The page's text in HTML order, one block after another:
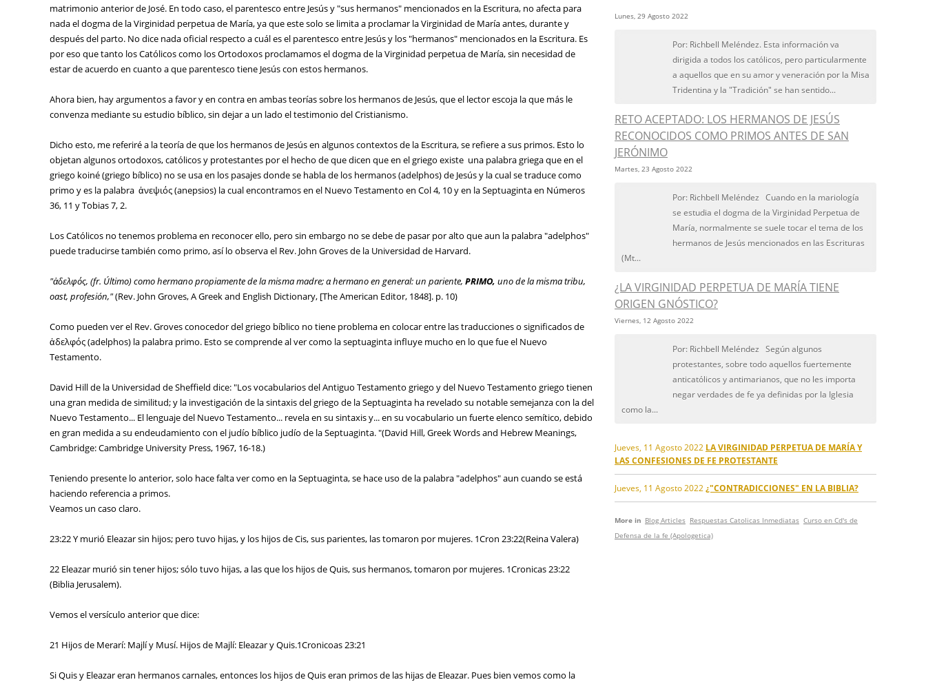
matrimonio anterior de José. En todo caso, el parentesco entre Jesús y "sus hermanos" mencionados en la Escritura, no afecta para
nada el dogma de la Virginidad perpetua de María, ya que este solo se limita a proclamar la Virginidad de María antes, durante y
después del parto. No dice nada oficial respecto a cuál es el parentesco entre Jesús y los "hermanos" mencionados en la Escritura. Es
por eso que tanto los Católicos como los Ortodoxos proclamamos el dogma de la Virginidad perpetua de María, sin necesidad de
estar de acuerdo en cuanto a que parentesco tiene Jesús con estos hermanos.
Ahora bien, hay argumentos a favor y en contra en ambas teorías sobre los hermanos de Jesús, que el lector escoja la que más le
convenza mediante su estudio bíblico, sin dejar a un lado el testimonio del Cristianismo.
Dicho esto, me referiré a la teoría de que los hermanos de Jesús en algunos contextos de la Escritura, se refiere a sus primos. Esto lo
objetan algunos ortodoxos, católicos y protestantes por el hecho de que dicen que en el griego existe una palabra griega que en el
griego koiné (griego bíblico) no se usa en los pasajes donde se habla de los hermanos (adelphos) de Jesús y la cual se traduce como
primo y es la palabra ἀνεψιός (anepsios) la cual encontramos en el Nuevo Testamento en Col 4, 10 y en la Septuaginta en Números
36, 11 y Tobias 7, 2.
Los Católicos no tenemos problema en reconocer ello, pero sin embargo no se debe de pasar por alto que aun la palabra "adelphos"
puede traducirse también como primo, así lo observa el Rev. John Groves de la Universidad de Harvard.
"ἀδελφός, (fr. Último) como hermano propiamente de la misma madre; α hermano en general: un pariente, PRIMO, uno de la misma tribu,
oast, profesión,"(Rev. John Groves, A Greek and English Dictionary, [The American Editor, 1848]. p. 10)
Como pueden ver el Rev. Groves conocedor del griego bíblico no tiene problema en colocar entre las traducciones o significados de
ἀδελφός (adelphos) la palabra primo. Esto se comprende al ver como la septuaginta influye mucho en lo que fue el Nuevo
Testamento.
David Hill de la Universidad de Sheffield dice: "Los vocabularios del Antiguo Testamento griego y del Nuevo Testamento griego tienen
una gran medida de similitud; y la investigación de la sintaxis del griego de la Septuaginta ha revelado su notable semejanza con la del
Nuevo Testamento... El lenguaje del Nuevo Testamento... revela en su sintaxis y... en su vocabulario un fuerte elenco semítico, debido
en gran medida a su endeudamiento con el judío bíblico judío de la Septuaginta. "(David Hill, Greek Words and Hebrew Meanings,
Cambridge: Cambridge University Press, 1967, 16-18.)
Teniendo presente lo anterior, solo hace falta ver como en la Septuaginta, se hace uso de la palabra "adelphos" aun cuando se está
haciendo referencia a primos.
Veamos un caso claro.
23:22 Y murió Eleazar sin hijos; pero tuvo hijas, y los hijos de Cis, sus parientes, las tomaron por mujeres. 1Cron 23:22(Reina Valera)
22 Eleazar murió sin tener hijos; sólo tuvo hijas, a las que los hijos de Quis, sus hermanos, tomaron por mujeres. 1Cronicas 23:22
(Biblia Jerusalem).
Vemos el versículo anterior que dice:
21 Hijos de Merarí: Majlí y Musí. Hijos de Majlí: Eleazar y Quis.1Cronicoas 23:21
Si Quis y Eleazar eran hermanos carnales, entonces los hijos de Quis eran primos de las hijas de Eleazar. Pues bien vemos como la
Lunes, 29 Agosto 2022
Por: Richbell Meléndez. Esta información va
dirigida a todos los católicos, pero particularmente
a aquellos que en su amor y veneración por la Misa
Tridentina y la "Tradición" se han sentido...
RETO ACEPTADO: LOS HERMANOS DE JESÚS
RECONOCIDOS COMO PRIMOS ANTES DE SAN
JERÓNIMO
Martes, 23 Agosto 2022
Por: Richbell Meléndez Cuando en la mariología
se estudia el dogma de la Virginidad Perpetua de
María, normalmente se suele tocar el tema de los
hermanos de Jesús mencionados en las Escrituras
(Mt...
¿LA VIRGINIDAD PERPETUA DE MARÍA TIENE
ORIGEN GNÓSTICO?
Viernes, 12 Agosto 2022
Por: Richbell Meléndez Según algunos
protestantes, sobre todo aquellos fuertemente
anticatólicos y antimarianos, que no les importa
negar verdades de fe ya definidas por la Iglesia
como la...
Jueves, 11 Agosto 2022 LA VIRGINIDAD PERPETUA DE MARÍA Y
LAS CONFESIONES DE FE PROTESTANTE
Jueves, 11 Agosto 2022 ¿"CONTRADICCIONES" EN LA BIBLIA?
More in Blog Articles Respuestas Catolicas Inmediatas Curso en Cd's de
Defensa de la fe (Apologetica)